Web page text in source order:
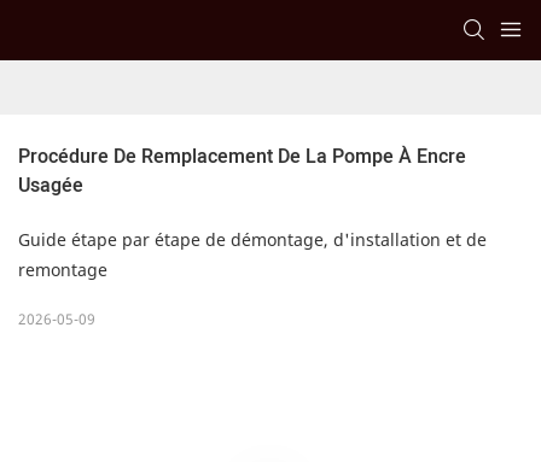
Procédure De Remplacement De La Pompe À Encre
Usagée
Guide étape par étape de démontage, d'installation et de
remontage
2026-05-09